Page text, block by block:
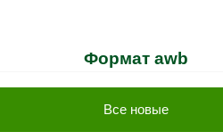
Формат awb
Все новые